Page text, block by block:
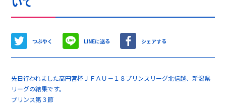
つぶやく LINEに送る シェアする
先日行われました高円宮杯ＪＦＡＵ－１８プリンスリーグ北信越、新潟県
リーグの結果です。
プリンス第３節